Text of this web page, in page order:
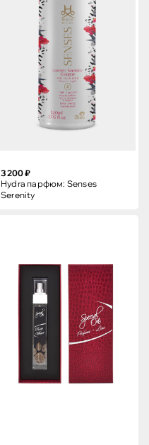
3 200 ₽
Hydra парфюм: Senses
Serenity